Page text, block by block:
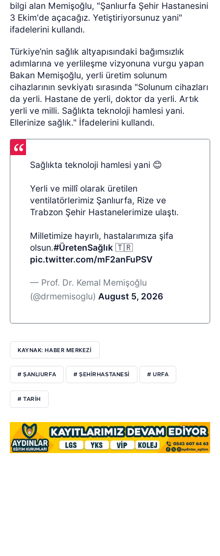
bilgi alan Memişoğlu, "Şanlıurfa Şehir Hastanesini
3 Ekim'de açacağız. Yetiştiriyorsunuz yani"
ifadelerini kullandı.
Türkiye’nin sağlık altyapısındaki bağımsızlık
adımlarına ve yerlileşme vizyonuna vurgu yapan
Bakan Memişoğlu, yerli üretim solunum
cihazlarının sevkiyatı sırasında "Solunum cihazları
da yerli. Hastane de yerli, doktor da yerli. Artık
yerli ve milli. Sağlıkta teknoloji hamlesi yani.
Ellerinize sağlık." İfadelerini kullandı.
Sağlıkta teknoloji hamlesi yani 😊
Yerli ve millî olarak üretilen
ventilatörlerimiz Şanlıurfa, Rize ve
Trabzon Şehir Hastanelerimize ulaştı.
Milletimize hayırlı, hastalarımıza şifa
olsun.#ÜretenSağlık 🇹🇷
pic.twitter.com/mF2anFuPSV
— Prof. Dr. Kemal Memişoğlu
(@drmemisoglu) August 5, 2026
KAYNAK: HABER MERKEZİ
# ŞANLIURFA # ŞEHIRHASTANESI # URFA
# TARIH